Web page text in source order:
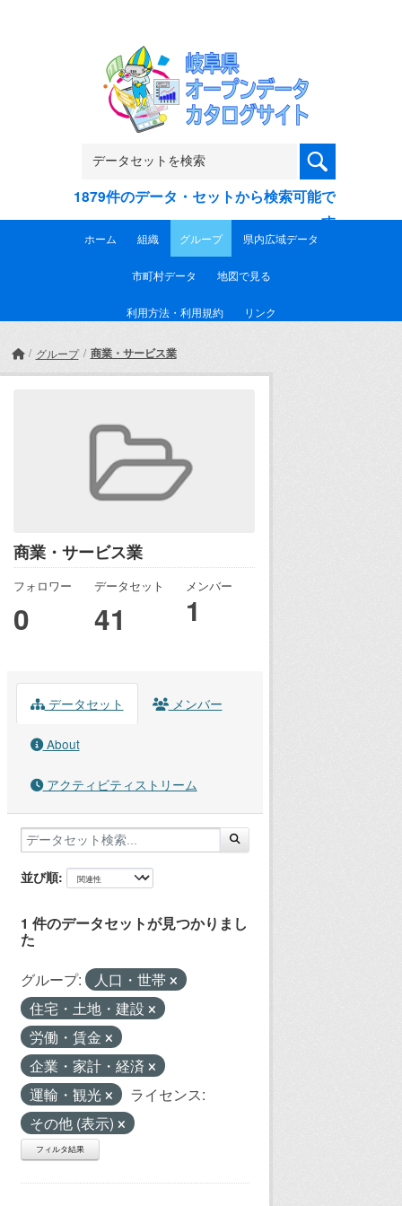
1879件のデータ・セットから検索可能で
す
ホーム 組織 グループ 県内広域データ
市町村データ 地図で見る
利用方法・利用規約 リンク
グループ 商業・サービス業
商業・サービス業
フォロワー
0
データセット
41
メンバー
1
データセット メンバー
About
アクティビティストリーム
並び順
1 件のデータセットが見つかりまし
た
グループ:
人口・世帯
住宅・土地・建設
労働・賃金
企業・家計・経済
運輸・観光
ライセンス:
その他 (表示)
フィルタ結果